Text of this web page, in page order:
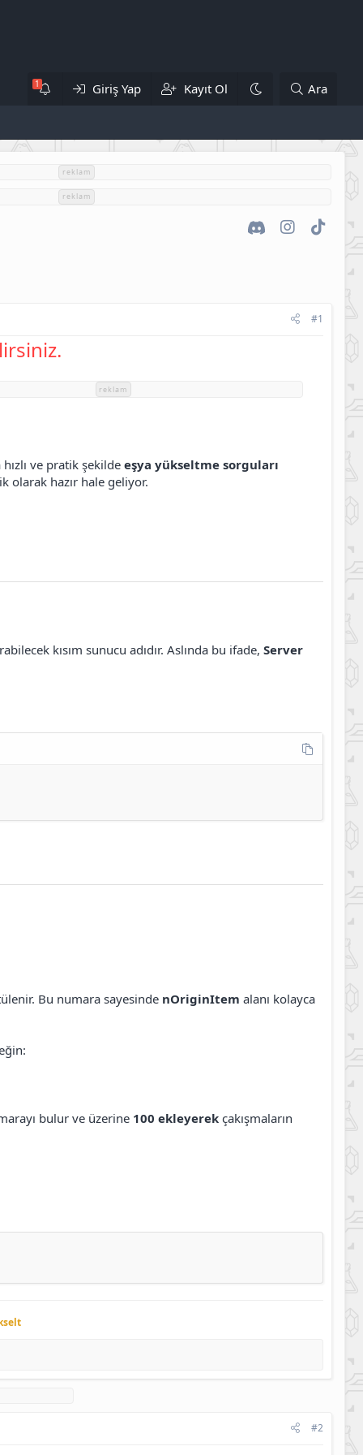
Giriş Yap Kayıt Ol Ara
reklam
reklam
DiscordInstagram
TikTok
#1
reklam
ve pratik şekilde eşya yükseltme sorguları
olarak hazır hale geliyor.
kısım sunucu adıdır. Aslında bu ifade, Server
Bu numara sayesinde nOriginItem alanı kolayca
bulur ve üzerine 100 ekleyerek çakışmaların
#2